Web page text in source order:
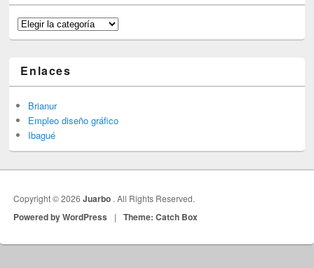
Categorías
Enlaces
Brianur
Empleo diseño gráfico
Ibagué
Copyright © 2026Juarbo . All Rights Reserved.
Powered by WordPress | Theme: Catch Box